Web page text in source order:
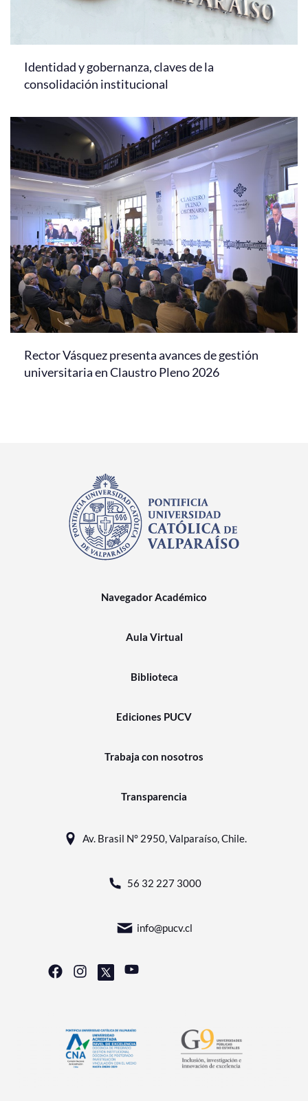
Identidad y gobernanza, claves de la
consolidación institucional
Rector Vásquez presenta avances de gestión
universitaria en Claustro Pleno 2026
Navegador Académico
Aula Virtual
Biblioteca
Ediciones PUCV
Trabaja con nosotros
Transparencia
Av. Brasil N° 2950, Valparaíso, Chile.
56 32 227 3000
info@pucv.cl